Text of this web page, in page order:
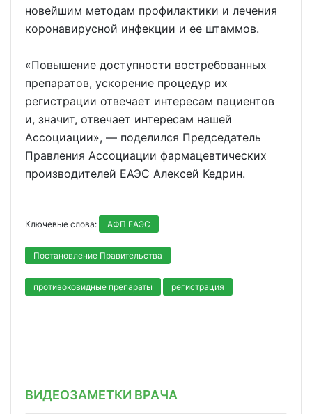
новейшим методам профилактики и лечения
коронавирусной инфекции и ее штаммов.
«Повышение доступности востребованных
препаратов, ускорение процедур их
регистрации отвечает интересам пациентов
и, значит, отвечает интересам нашей
Ассоциации», — поделился Председатель
Правления Ассоциации фармацевтических
производителей ЕАЭС Алексей Кедрин.
Ключевые слова: АФП ЕАЭС
Постановление Правительства
противоковидные препараты регистрация
ВИДЕОЗАМЕТКИ ВРАЧА